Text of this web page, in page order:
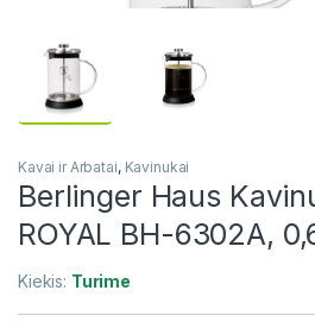
Kavai ir Arbatai, Kavinukai
Berlinger Haus
ROYAL BH-6302A,
Kiekis: Turime